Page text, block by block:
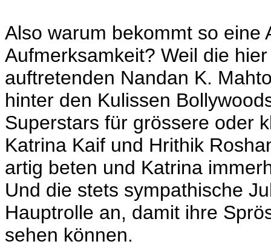
Also warum bekommt so eine
Aufmerksamkeit? Weil die
auftretenden Nandan K.
hinter den Kulissen
Superstars für grössere oder
Katrina Kaif und Hrithik
artig beten und Katrina
Und die stets sympathische
Hauptrolle an, damit ihre
sehen können.